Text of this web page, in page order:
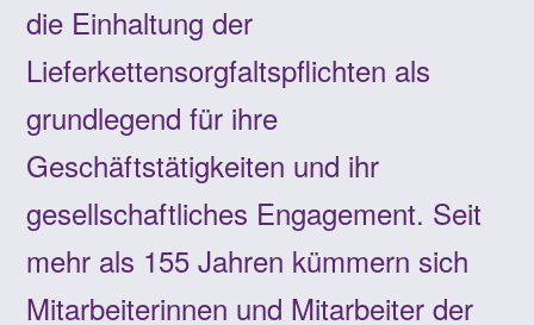
die Einhaltung der
Lieferkettensorgfaltspflichten als
grundlegend für ihre
Geschäftstätigkeiten und ihr
gesellschaftliches Engagement. Seit
mehr als 155 Jahren kümmern sich
Mitarbeiterinnen und Mitarbeiter der